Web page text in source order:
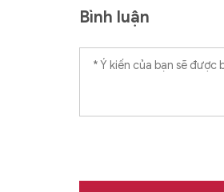
Bình luận